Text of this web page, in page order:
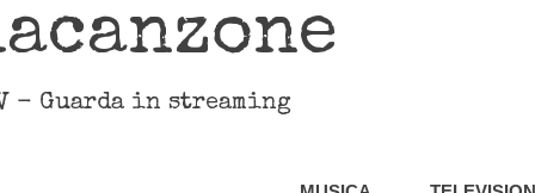
- Guarda in streaming